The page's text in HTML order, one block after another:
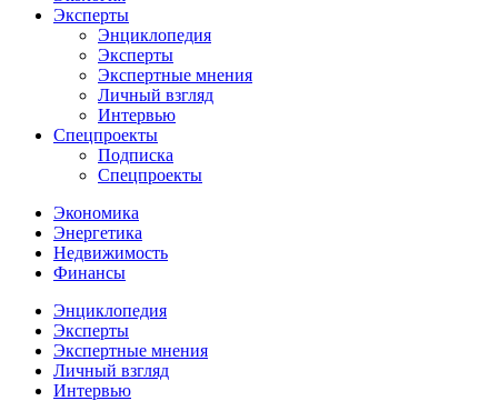
Эксперты
Энциклопедия
Эксперты
Экспертные мнения
Личный взгляд
Интервью
Спецпроекты
Подписка
Спецпроекты
Экономика
Энергетика
Недвижимость
Финансы
Энциклопедия
Эксперты
Экспертные мнения
Личный взгляд
Интервью